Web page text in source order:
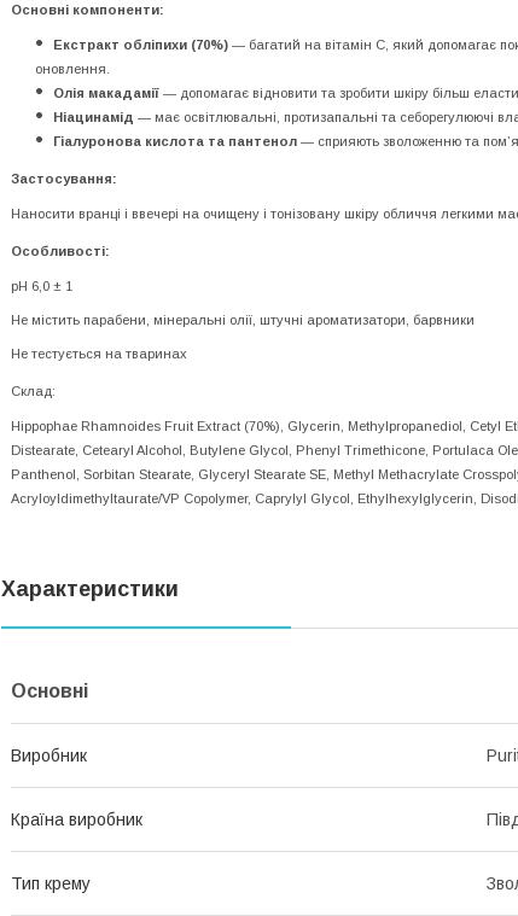
Основні компоненти:
Екстракт обліпихи (70%) — багатий на вітамін C, який допомагає
оновлення.
Олія макадамії — допомагає відновити та зробити шкіру більш
Ніацинамід — має освітлювальні, протизапальні та себорегулюючі
Гіалуронова кислота та пантенол — сприяють зволоженню та
Застосування:
Наносити вранці і ввечері на очищену і тонізовану шкіру обличчя легкими
Особливості:
pH 6,0 ± 1
Не містить парабени, мінеральні олії, штучні ароматизатори, барвники
Не тестується на тваринах
Склад:
Hippophae Rhamnoides Fruit Extract (70%), Glycerin, Methylpropanediol, Cetyl
Distearate, Cetearyl Alcohol, Butylene Glycol, Phenyl Trimethicone, Portulaca
Panthenol, Sorbitan Stearate, Glyceryl Stearate SE, Methyl Methacrylate
Acryloyldimethyltaurate/VP Copolymer, Caprylyl Glycol, Ethylhexylglycerin,
Характеристики
Основні
Виробник
Країна виробник
Тип крему